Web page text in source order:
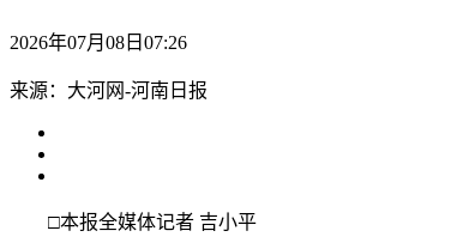
2026年07月08日07:26
来源：大河网-河南日报
□本报全媒体记者 吉小平